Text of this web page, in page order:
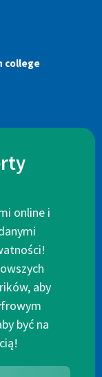
college
online i
aby
być na